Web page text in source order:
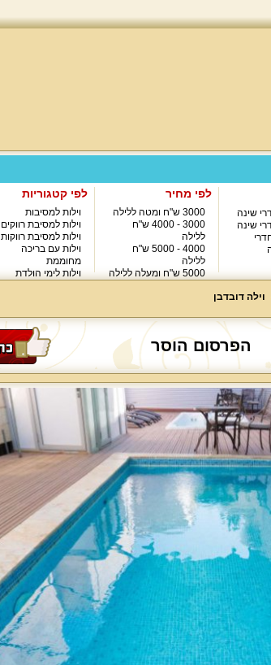
חדרי
לפי מחיר
3000 ש"ח ומטה ללילה
3000 - 4000 ש"ח
ללילה
4000 - 5000 ש"ח
ללילה
5000 ש"ח ומעלה ללילה
לפי קטגוריות
וילות למסיבות
וילות למסיבת רווקים
וילות למסיבת רווקות
וילות עם בריכה
מחוממת
וילות לימי הולדת
וילה דובדבן
הפרסום הוסר